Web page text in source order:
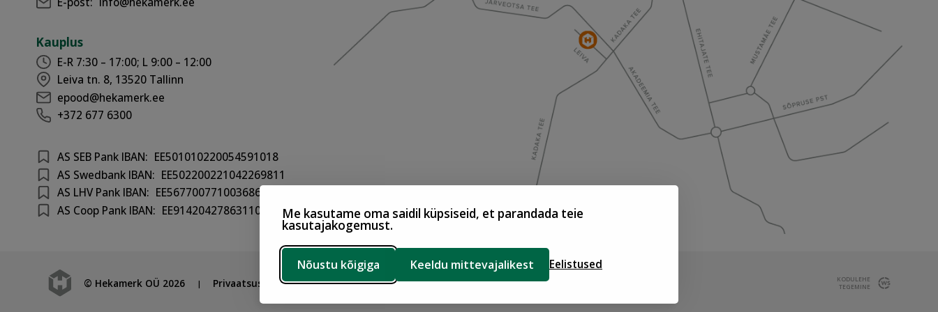
Me kasutame oma saidil küpsiseid, et parandada teie
kasutajakogemust.
Nõustu kõigiga Keeldu mittevajalikest Eelistused
Kauplus
E-R 7:30 – 17:00; L 9:00 – 12:00
Leiva tn. 8, 13520 Tallinn
epood@hekamerk.ee
+372 677 6300
AS SEB Pank IBAN: EE501010220054591018
AS Swedbank IBAN: EE502200221042269811
AS LHV Pank IBAN: EE567700771003686417
AS Coop Pank IBAN: EE914204278631100301
© Hekamerk OÜ 2026 | Privaatsustingimused
KODULEHE
TEGEMINE